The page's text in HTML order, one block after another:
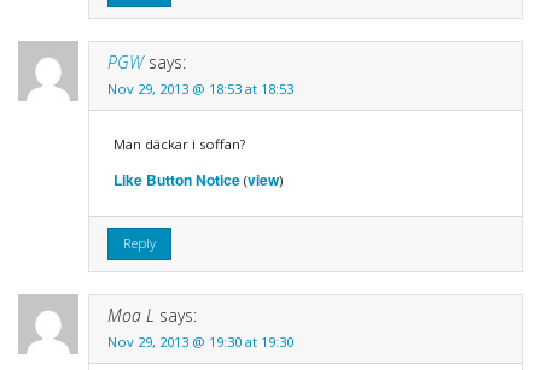
PGW says:
Nov 29, 2013 @ 18:53 at 18:53
Man däckar i soffan?
Like Button Notice(view)
Reply
Moa L says:
Nov 29, 2013 @ 19:30 at 19:30